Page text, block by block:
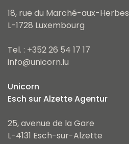
18, rue du Marché-aux-Herbes
L-1728 Luxembourg
Tel. : +352 26 54 17 17
info@unicorn.lu
Unicorn
Esch sur Alzette Agentur
25, avenue de la Gare
L-4131 Esch-sur-Alzette